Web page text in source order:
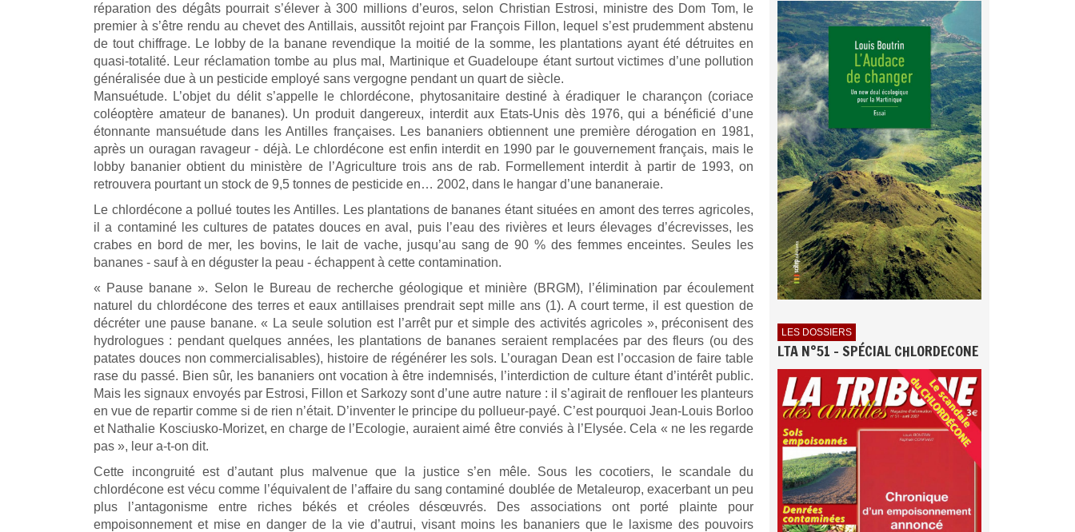
réparation des dégâts pourrait s’élever à 300 millions d’euros, selon Christian Estrosi, ministre des Dom Tom, le
premier à s’être rendu au chevet des Antillais, aussitôt rejoint par François Fillon, lequel s’est prudemment abstenu
de tout chiffrage. Le lobby de la banane revendique la moitié de la somme, les plantations ayant été détruites en
quasi-totalité. Leur réclamation tombe au plus mal, Martinique et Guadeloupe étant surtout victimes d’une pollution
généralisée due à un pesticide employé sans vergogne pendant un quart de siècle.
Mansuétude. L’objet du délit s’appelle le chlordécone, phytosanitaire destiné à éradiquer le charançon (coriace
coléoptère amateur de bananes). Un produit dangereux, interdit aux Etats-Unis dès 1976, qui a bénéficié d’une
étonnante mansuétude dans les Antilles françaises. Les bananiers obtiennent une première dérogation en 1981,
après un ouragan ravageur - déjà. Le chlordécone est enfin interdit en 1990 par le gouvernement français, mais le
lobby bananier obtient du ministère de l’Agriculture trois ans de rab. Formellement interdit à partir de 1993, on
retrouvera pourtant un stock de 9,5 tonnes de pesticide en… 2002, dans le hangar d’une bananeraie.
Le chlordécone a pollué toutes les Antilles. Les plantations de bananes étant situées en amont des terres agricoles,
il a contaminé les cultures de patates douces en aval, puis l’eau des rivières et leurs élevages d’écrevisses, les
crabes en bord de mer, les bovins, le lait de vache, jusqu’au sang de 90 % des femmes enceintes. Seules les
bananes - sauf à en déguster la peau - échappent à cette contamination.
« Pause banane ». Selon le Bureau de recherche géologique et minière (BRGM), l’élimination par écoulement
naturel du chlordécone des terres et eaux antillaises prendrait sept mille ans (1). A court terme, il est question de
décréter une pause banane. « La seule solution est l’arrêt pur et simple des activités agricoles », préconisent des
hydrologues : pendant quelques années, les plantations de bananes seraient remplacées par des fleurs (ou des
patates douces non commercialisables), histoire de régénérer les sols. L’ouragan Dean est l’occasion de faire table
rase du passé. Bien sûr, les bananiers ont vocation à être indemnisés, l’interdiction de culture étant d’intérêt public.
Mais les signaux envoyés par Estrosi, Fillon et Sarkozy sont d’une autre nature : il s’agirait de renflouer les planteurs
en vue de repartir comme si de rien n’était. D’inventer le principe du pollueur-payé. C’est pourquoi Jean-Louis Borloo
et Nathalie Kosciusko-Morizet, en charge de l’Ecologie, auraient aimé être conviés à l’Elysée. Cela « ne les regarde
pas », leur a-t-on dit.
Cette incongruité est d’autant plus malvenue que la justice s’en mêle. Sous les cocotiers, le scandale du
chlordécone est vécu comme l’équivalent de l’affaire du sang contaminé doublée de Metaleurop, exacerbant un peu
plus l’antagonisme entre riches békés et créoles désœuvrés. Des associations ont porté plainte pour
empoisonnement et mise en danger de la vie d’autrui, visant moins les bananiers que le laxisme des pouvoirs
LES DOSSIERS
LTA N°51 - SPÉCIAL CHLORDECONE